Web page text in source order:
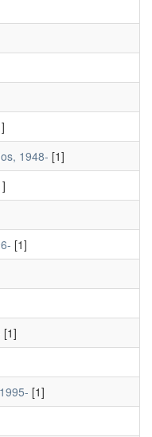
1948- [1]
[1]
[1]
[1]